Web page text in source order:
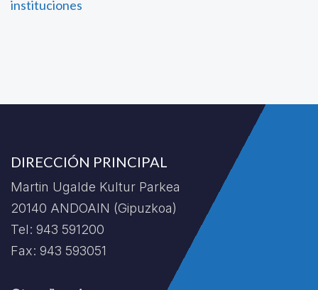
instituciones
DIRECCIÓN PRINCIPAL
Martin Ugalde Kultur Parkea
20140 ANDOAIN (Gipuzkoa)
Tel: 943 591200
Fax: 943 593051